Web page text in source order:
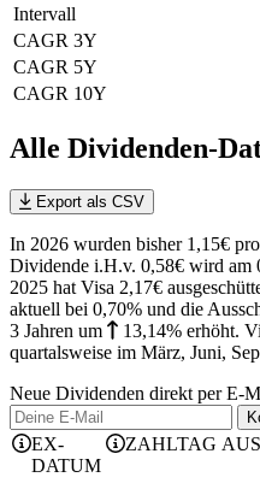
Intervall
CAGR 3Y
CAGR 5Y
CAGR 10Y
Alle Dividenden-
Export als CSV
In 2026 wurden bisher 1,15€
Dividende i.H.v. 0,58€ wird am
2025 hat Visa 2,17€
aktuell bei 0,70% und die
3 Jahren um 13,14% erhöht.
quartalsweise im März, Juni,
Neue Dividenden direkt per E-
EX-
DATUM
ZAHLTAG